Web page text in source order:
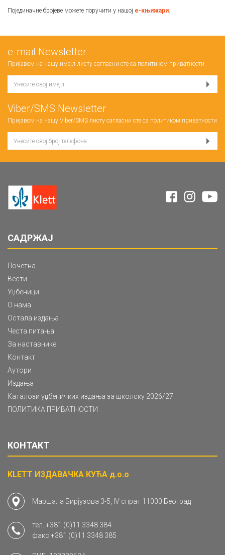
Појединачне бројеве можете поручити у нашој е-књижари.
е-mail Newsletter
Пријавом на нашу имејл листу сагласни сте са политиком приватности
Viber/SMS Newsletter
Пријавом на нашу Viber/SMS листу сагласни сте са политиком приватности
САДРЖАЈ
Почетна
Вести
Уџбеници
О нама
Остала издања
Честа питања
За наставнике
Контакт
Аутори
Издања
Каталози уџбеничких издања за школску 2026/27.
ПОЛИТИКА ПРИВАТНОСТИ
КОНТАКТ
KLETT ИЗДАВАЧКА КУЋА д.о.о
Маршала Бирјузова 3-5, IV спрат 11000 Београд
тел. +381 (0)11 3348 384
факс +381 (0)11 3348 385